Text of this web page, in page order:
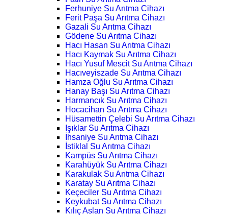
Ferhuniye Su Arıtma Cihazı
Ferit Paşa Su Arıtma Cihazı
Gazali Su Arıtma Cihazı
Gödene Su Arıtma Cihazı
Hacı Hasan Su Arıtma Cihazı
Hacı Kaymak Su Arıtma Cihazı
Hacı Yusuf Mescit Su Arıtma Cihazı
Hacıveyiszade Su Arıtma Cihazı
Hamza Oğlu Su Arıtma Cihazı
Hanay Başı Su Arıtma Cihazı
Harmancık Su Arıtma Cihazı
Hocacihan Su Arıtma Cihazı
Hüsamettin Çelebi Su Arıtma Cihazı
Işıklar Su Arıtma Cihazı
İhsaniye Su Arıtma Cihazı
İstiklal Su Arıtma Cihazı
Kampüs Su Arıtma Cihazı
Karahüyük Su Arıtma Cihazı
Karakulak Su Arıtma Cihazı
Karatay Su Arıtma Cihazı
Keçeciler Su Arıtma Cihazı
Keykubat Su Arıtma Cihazı
Kılıç Aslan Su Arıtma Cihazı